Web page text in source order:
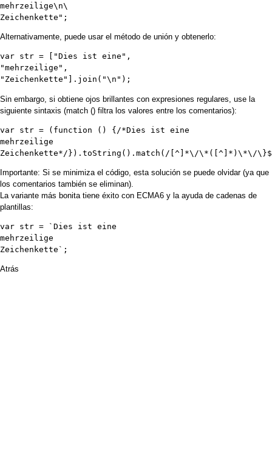
mehrzeilige\n\
Alternativamente, puede usar el método de unión y obtenerlo:
var str = ["Dies ist eine",
"mehrzeilige",
Sin embargo, si obtiene ojos brillantes con expresiones regulares, use la
siguiente sintaxis (match () filtra los valores entre los comentarios):
var str = (function () {/*Dies ist eine
mehrzeilige
Importante: Si se minimiza el código, esta solución se puede olvidar (ya que
los comentarios también se eliminan).
La variante más bonita tiene éxito con ECMA6 y la ayuda de cadenas de
plantillas:
var str = `Dies ist eine
mehrzeilige
Atrás